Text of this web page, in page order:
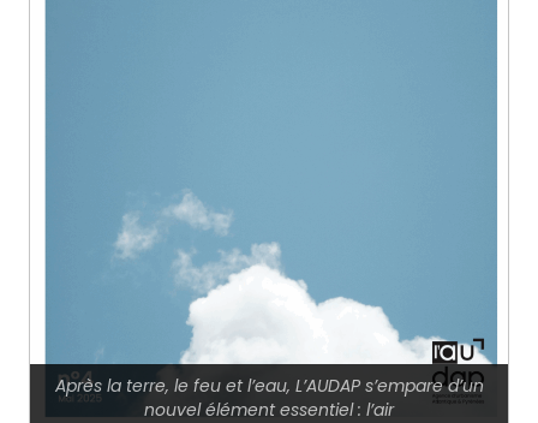
Après la terre, le feu et l’eau, L’AUDAP s’empare d’un
nouvel élément essentiel : l’air